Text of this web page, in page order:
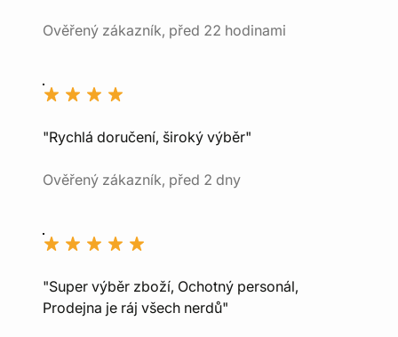
Ověřený zákazník, před 22 hodinami
"Rychlá doručení, široký výběr"
Ověřený zákazník, před 2 dny
"Super výběr zboží, Ochotný personál,
Prodejna je ráj všech nerdů"